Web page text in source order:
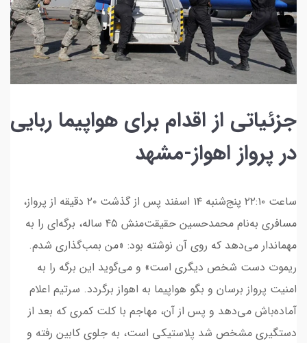
جزئیاتی از اقدام برای هواپیما ربایی
در پرواز اهواز-مشهد
ساعت ٢٢:١٠ پنج‌شنبه ۱۴ اسفند پس از گذشت ۲۰ دقیقه از پرواز،
مسافری به‌نام محمدحسین حقیقت‌منش ۴۵ ساله، برگه‌ای را به
مهماندار می‌دهد که روی آن نوشته بود: «من بمب‌گذاری شدم.
ریموت دست شخص دیگری است» و می‌گوید این برگه را به
امنیت پرواز برسان و بگو هواپیما به اهواز برگردد. سرتیم اعلام
آماده‌باش می‌دهد و پس از آن، مهاجم با کلت کمری که بعد از
دستگیری مشخص شد پلاستیکی است، به جلوی کابین رفته و